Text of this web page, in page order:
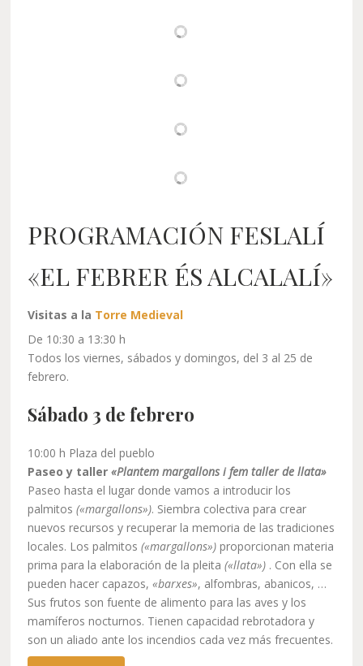
PROGRAMACIÓN FESLALÍ
«EL FEBRER ÉS ALCALALÍ»
Visitas a la Torre Medieval
De 10:30 a 13:30 h
Todos los viernes, sábados y domingos, del 3 al 25 de
febrero.
Sábado 3 de febrero
10:00 h Plaza del pueblo
Paseo y taller«Plantem margallons i fem taller de llata»
Paseo hasta el lugar donde vamos a introducir los
palmitos(«margallons»). Siembra colectiva para crear
nuevos recursos y recuperar la memoria de las tradiciones
locales. Los palmitos(«margallons») proporcionan materia
prima para la elaboración de la pleita(«llata») . Con ella se
pueden hacer capazos,«barxes», alfombras, abanicos, …
Sus frutos son fuente de alimento para las aves y los
mamíferos nocturnos. Tienen capacidad rebrotadora y
son un aliado ante los incendios cada vez más frecuentes.